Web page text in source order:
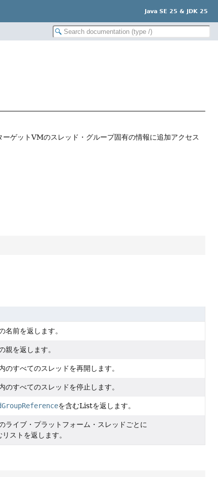
Java SE 25 & JDK 25
ゲットVMのスレッド・グループ固有の情報に追加アクセス
名前を返します。
親を返します。
のすべてのスレッドを再開します。
のすべてのスレッドを停止します。
を含むListを返します。
ライブ・プラットフォーム・スレッドごとに
ストを返します。